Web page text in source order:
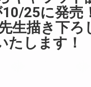
25に発
生描き下
たします！